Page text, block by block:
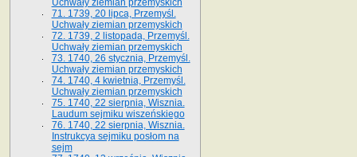
Uchwały ziemian przemyskich
71. 1739, 20 lipca, Przemyśl.
Uchwały ziemian przemyskich
72. 1739, 2 listopada, Przemyśl.
Uchwały ziemian przemyskich
73. 1740, 26 stycznia, Przemyśl.
Uchwały ziemian przemyskich
74. 1740, 4 kwietnia, Przemyśl.
Uchwały ziemian przemyskich
75. 1740, 22 sierpnia, Wisznia.
Laudum sejmiku wiszeńskiego
76. 1740, 22 sierpnia, Wisznia.
Instrukcya sejmiku posłom na
sejm